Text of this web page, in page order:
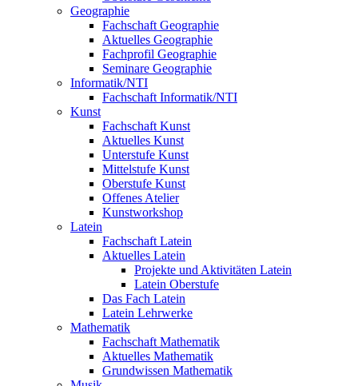
Geographie
Fachschaft Geographie
Aktuelles Geographie
Fachprofil Geographie
Seminare Geographie
Informatik/NTI
Fachschaft Informatik/NTI
Kunst
Fachschaft Kunst
Aktuelles Kunst
Unterstufe Kunst
Mittelstufe Kunst
Oberstufe Kunst
Offenes Atelier
Kunstworkshop
Latein
Fachschaft Latein
Aktuelles Latein
Projekte und Aktivitäten Latein
Latein Oberstufe
Das Fach Latein
Latein Lehrwerke
Mathematik
Fachschaft Mathematik
Aktuelles Mathematik
Grundwissen Mathematik